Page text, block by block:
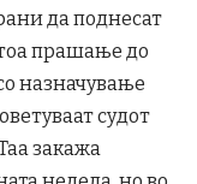
да поднесат
прашање до
назначување
судот
закажа